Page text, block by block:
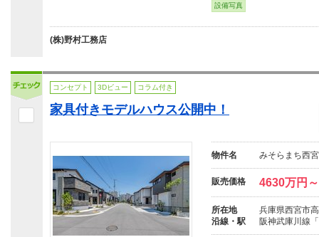
設備写真
(株)野村工務店
コンセプト 3Dビュー コラム付き
家具付きモデルハウス公開中！
物件名 みそらまち西
販売価格 4630万円
所在地
兵庫県西宮市
沿線・駅
阪神武庫川線